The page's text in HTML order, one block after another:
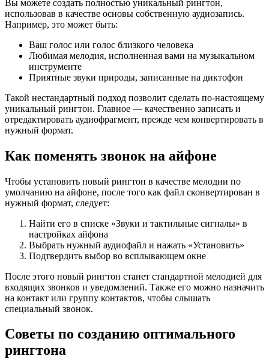
Вы можете создать полностью уникальный рингтон,
использовав в качестве основы собственную аудиозапись.
Например, это может быть:
Ваш голос или голос близкого человека
Любимая мелодия, исполненная вами на музыкальном
инструменте
Приятные звуки природы, записанные на диктофон
Такой нестандартный подход позволит сделать по-настоящему
уникальный рингтон. Главное — качественно записать и
отредактировать аудиофрагмент, прежде чем конвертировать в
нужный формат.
Как поменять звонок на айфоне
Чтобы установить новый рингтон в качестве мелодии по
умолчанию на айфоне, после того как файл сконвертирован в
нужный формат, следует:
Найти его в списке «Звуки и тактильные сигналы» в
настройках айфона
Выбрать нужный аудиофайл и нажать «Установить»
Подтвердить выбор во всплывающем окне
После этого новый рингтон станет стандартной мелодией для
входящих звонков и уведомлений. Также его можно назначить
на контакт или группу контактов, чтобы слышать
специальный звонок.
Советы по созданию оптимального
рингтона